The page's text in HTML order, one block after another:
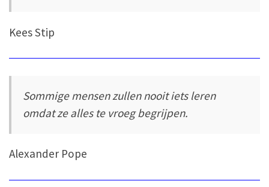
Kees Stip
Sommige mensen zullen nooit iets leren
omdat ze alles te vroeg begrijpen.
Alexander Pope